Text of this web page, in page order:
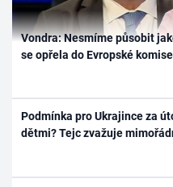
Vondra: Nesmíme působit
se opřela do Evropské komise
Podmínka pro Ukrajince za
dětmi? Tejc zvažuje